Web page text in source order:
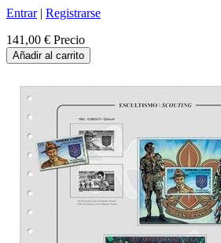
Entrar| Registrarse
141,00 € Precio
Añadir al carrito